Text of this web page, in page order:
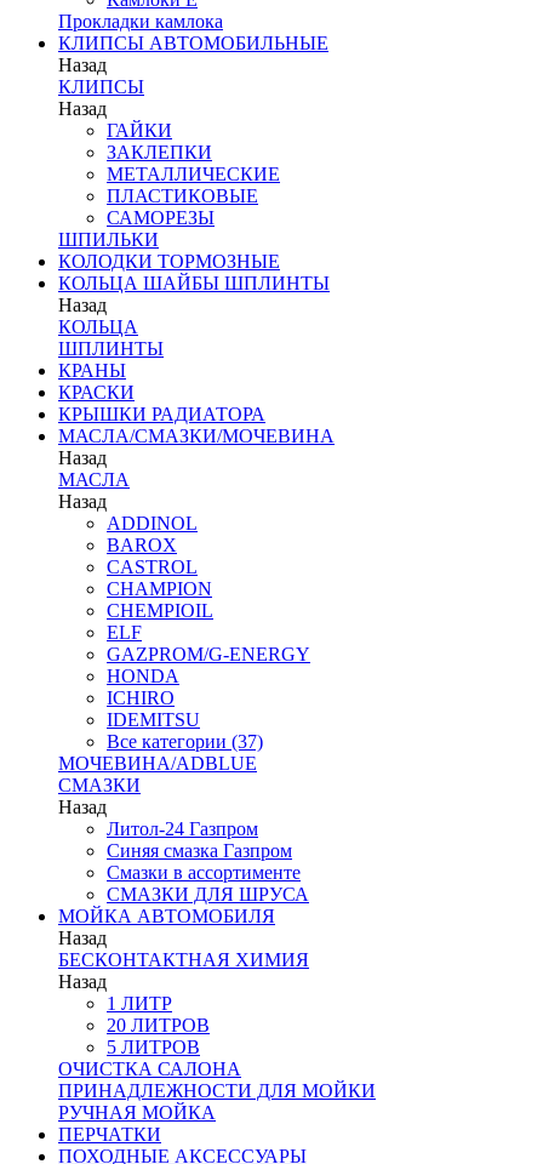
Прокладки камлока
КЛИПСЫ АВТОМОБИЛЬНЫЕ
Назад
КЛИПСЫ
Назад
ГАЙКИ
ЗАКЛЕПКИ
МЕТАЛЛИЧЕСКИЕ
ПЛАСТИКОВЫЕ
САМОРЕЗЫ
ШПИЛЬКИ
КОЛОДКИ ТОРМОЗНЫЕ
КОЛЬЦА ШАЙБЫ ШПЛИНТЫ
Назад
КОЛЬЦА
ШПЛИНТЫ
КРАНЫ
КРАСКИ
КРЫШКИ РАДИАТОРА
МАСЛА/СМАЗКИ/МОЧЕВИНА
Назад
МАСЛА
Назад
ADDINOL
BAROX
CASTROL
CHAMPION
CHEMPIOIL
ELF
GAZPROM/G-ENERGY
HONDA
ICHIRO
IDEMITSU
Все категории (37)
МОЧЕВИНА/ADBLUE
СМАЗКИ
Назад
Литол-24 Газпром
Синяя смазка Газпром
Смазки в ассортименте
СМАЗКИ ДЛЯ ШРУСА
МОЙКА АВТОМОБИЛЯ
Назад
БЕСКОНТАКТНАЯ ХИМИЯ
Назад
1 ЛИТР
20 ЛИТРОВ
5 ЛИТРОВ
ОЧИСТКА САЛОНА
ПРИНАДЛЕЖНОСТИ ДЛЯ МОЙКИ
РУЧНАЯ МОЙКА
ПЕРЧАТКИ
ПОХОДНЫЕ АКСЕССУАРЫ